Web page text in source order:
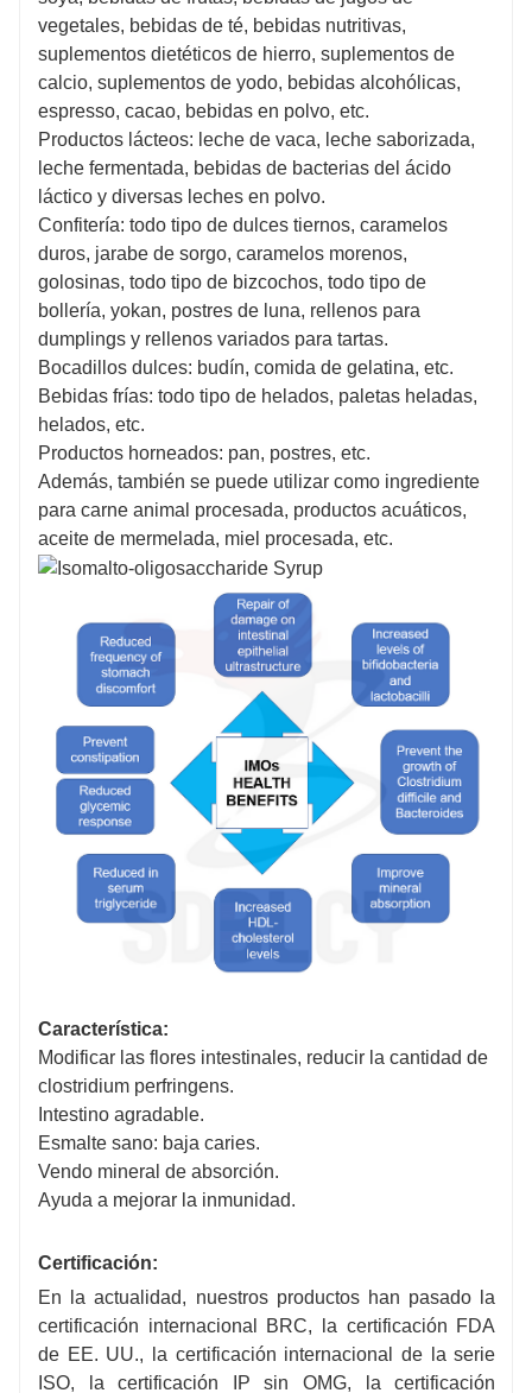
vegetales, bebidas de té, bebidas nutritivas,
suplementos dietéticos de hierro, suplementos de
calcio, suplementos de yodo, bebidas alcohólicas,
espresso, cacao, bebidas en polvo, etc.
Productos lácteos: leche de vaca, leche saborizada,
leche fermentada, bebidas de bacterias del ácido
láctico y diversas leches en polvo.
Confitería: todo tipo de dulces tiernos, caramelos
duros, jarabe de sorgo, caramelos morenos,
golosinas, todo tipo de bizcochos, todo tipo de
bollería, yokan, postres de luna, rellenos para
dumplings y rellenos variados para tartas.
Bocadillos dulces: budín, comida de gelatina, etc.
Bebidas frías: todo tipo de helados, paletas heladas,
helados, etc.
Productos horneados: pan, postres, etc.
Además, también se puede utilizar como ingrediente
para carne animal procesada, productos acuáticos,
aceite de mermelada, miel procesada, etc.
Característica:
Modificar las flores intestinales, reducir la cantidad de
clostridium perfringens.
Intestino agradable.
Esmalte sano: baja caries.
Vendo mineral de absorción.
Ayuda a mejorar la inmunidad.
Certificación:
En la actualidad, nuestros productos han pasado la
certificación internacional BRC, la certificación FDA
de EE. UU., la certificación internacional de la serie
ISO, la certificación IP sin OMG, la certificación